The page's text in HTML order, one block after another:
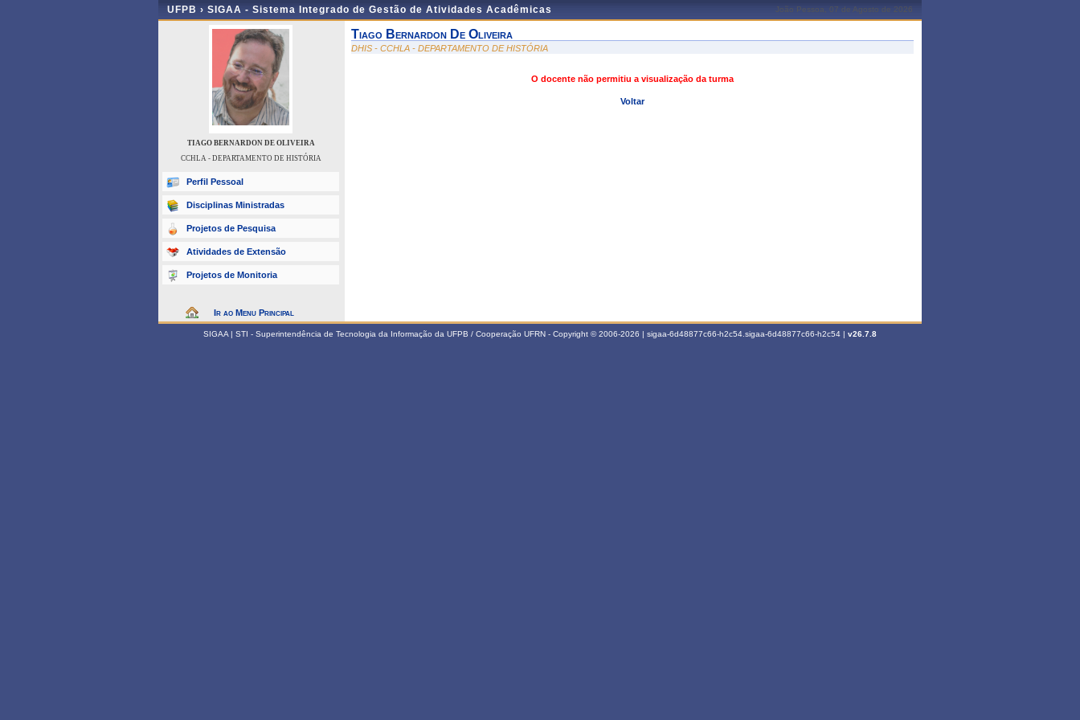
UFPB › SIGAA - Sistema Integrado de Gestão de Atividades Acadêmicas João Pessoa, 07 de Agosto de 2026
TIAGO BERNARDON DE OLIVEIRA
CCHLA - DEPARTAMENTO DE HISTÓRIA
Perfil Pessoal
Disciplinas Ministradas
Projetos de Pesquisa
Atividades de Extensão
Projetos de Monitoria
Ir ao Menu Principal
Tiago Bernardon De Oliveira
DHIS - CCHLA - DEPARTAMENTO DE HISTÓRIA
O docente não permitiu a visualização da turma
Voltar
SIGAA | STI - Superintendência de Tecnologia da Informação da UFPB / Cooperação UFRN - Copyright © 2006-2026 | sigaa-6d48877c66-h2c54.sigaa-6d48877c66-h2c54 | v26.7.8